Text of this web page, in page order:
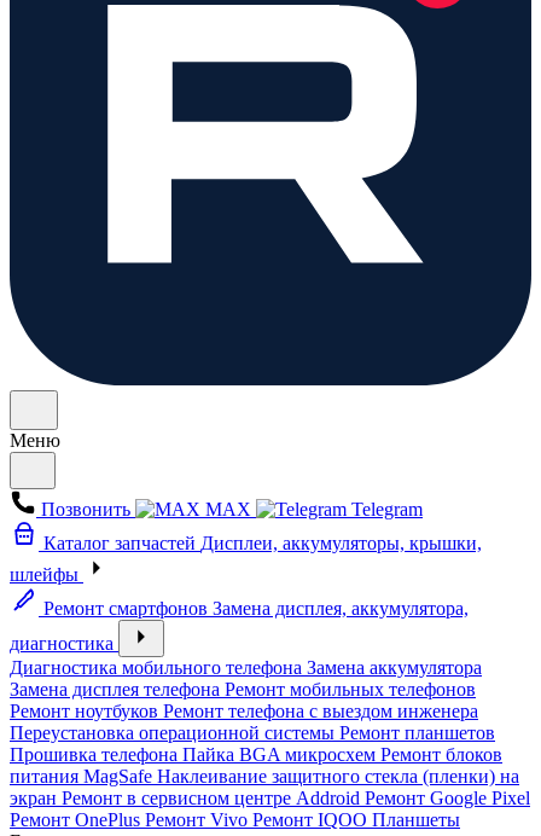
Меню
Позвонить MAX
Telegram
Каталог запчастей Дисплеи, аккумуляторы, крышки,
шлейфы
Ремонт смартфонов Замена дисплея, аккумулятора,
диагностика
Диагностика мобильного телефона Замена аккумулятора
Замена дисплея телефона Ремонт мобильных телефонов
Ремонт ноутбуков Ремонт телефона с выездом инженера
Переустановка операционной системы Ремонт планшетов
Прошивка телефона Пайка BGA микросхем Ремонт блоков
питания MagSafe Наклеивание защитного стекла (пленки) на
экран Ремонт в сервисном центре Addroid Ремонт Google Pixel
Ремонт OnePlus Ремонт Vivo Ремонт IQOO Планшеты